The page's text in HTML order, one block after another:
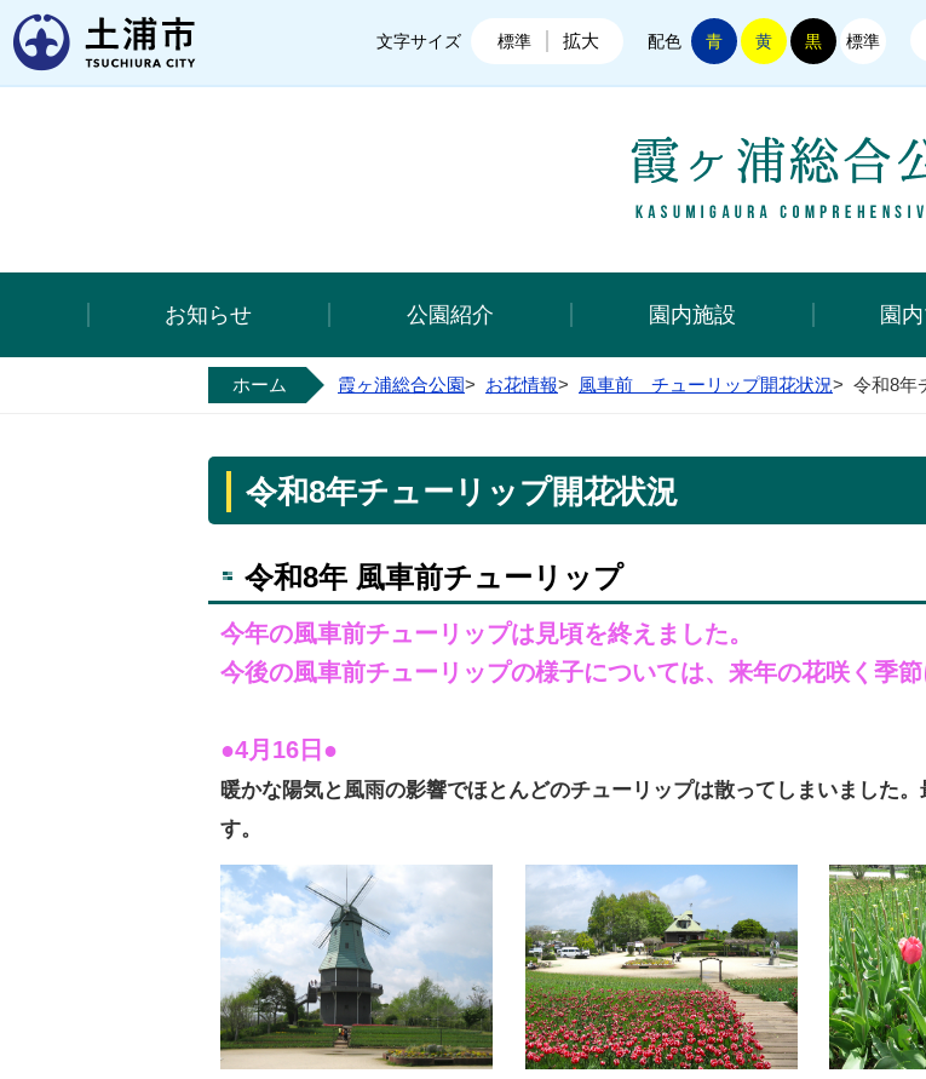
文字サイズ 標準 拡大 配色 青 黄 黒 標準
お知らせ 公園紹介 園内施設 園
ホーム 霞ヶ浦総合公園> お花情報> 風車前 チューリップ開花状況> 令和8年
令和8年チューリップ開花状況
令和8年 風車前チューリップ
今年の風車前チューリップは見頃を終えました。
今後の風車前チューリップの様子については、来年の花咲く季
●4月16日●
暖かな陽気と風雨の影響でほとんどのチューリップは散ってしまいました
す。